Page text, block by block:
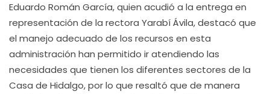
Eduardo Román García, quien acudió a la entrega en
representación de la rectora Yarabí Ávila, destacó que
el manejo adecuado de los recursos en esta
administración han permitido ir atendiendo las
necesidades que tienen los diferentes sectores de la
Casa de Hidalgo, por lo que resaltó que de manera